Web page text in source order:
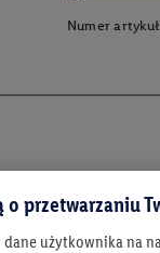
Numer
przetwarzaniu
użytkownika na